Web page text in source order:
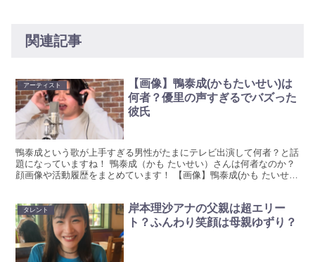
関連記事
アーティスト
【画像】鴨泰成(かもたいせい)は
何者？優里の声すぎるでバズった
彼氏
鴨泰成という歌が上手すぎる男性がたまにテレビ出演して何者？と話
題になっていますね！ 鴨泰成（かも たいせい）さんは何者なのか？
顔画像や活動履歴をまとめています！ 【画像】鴨泰成(かも たいせ
タレント
岸本理沙アナの父親は超エリー
ト？ふんわり笑顔は母親ゆずり？